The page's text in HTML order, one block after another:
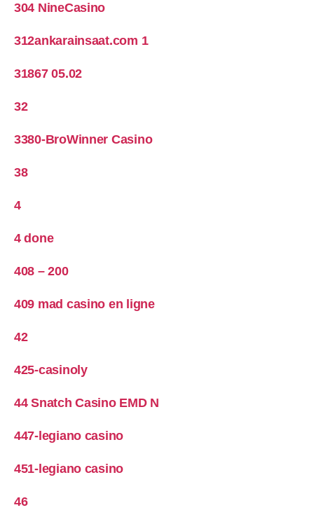
304 NineCasino
312ankarainsaat.com 1
31867 05.02
32
3380-BroWinner Casino
38
4
4 done
408 – 200
409 mad casino en ligne
42
425-casinoly
44 Snatch Casino EMD N
447-legiano casino
451-legiano casino
46